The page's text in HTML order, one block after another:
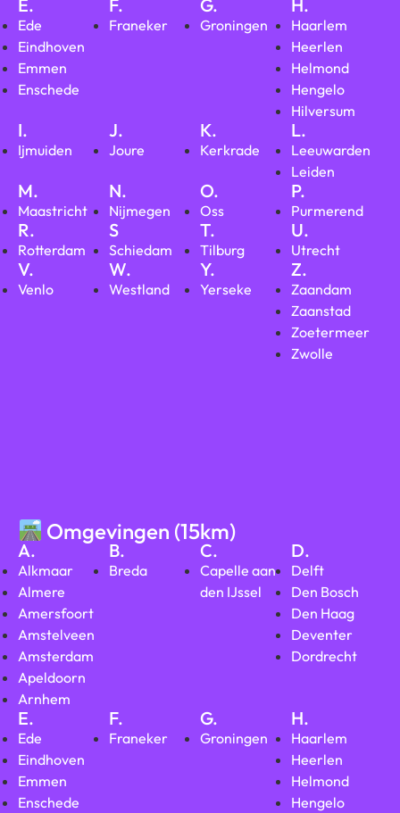
E.
Ede
Eindhoven
Emmen
Enschede
F.
Franeker
G.
Groningen
H.
Haarlem
Heerlen
Helmond
Hengelo
Hilversum
I.
Ijmuiden
J.
Joure
K.
Kerkrade
L.
Leeuwarden
Leiden
M.
Maastricht
N.
Nijmegen
O.
Oss
P.
Purmerend
R.
Rotterdam
S
Schiedam
T.
Tilburg
U.
Utrecht
V.
Venlo
W.
Westland
Y.
Yerseke
Z.
Zaandam
Zaanstad
Zoetermeer
Zwolle
Omgevingen (15km)
A.
Alkmaar
Almere
Amersfoort
Amstelveen
Amsterdam
Apeldoorn
Arnhem
B.
Breda
C.
Capelle aan
den IJssel
D.
Delft
Den Bosch
Den Haag
Deventer
Dordrecht
E.
Ede
Eindhoven
Emmen
Enschede
F.
Franeker
G.
Groningen
H.
Haarlem
Heerlen
Helmond
Hengelo